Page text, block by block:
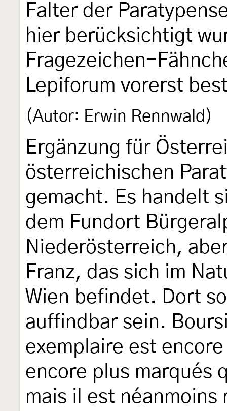
Falter der
hier berücksichtigt
Fragezeichen-
Lepiforum vorerst
(Autor: Erwin Rennwald)
Ergänzung für
österreichischen
gemacht. Es handelt
dem Fundort
Niederösterreich,
Franz, das sich im
Wien befindet. Dort
auffindbar sein.
exemplaire est
encore plus marqués
mais il est